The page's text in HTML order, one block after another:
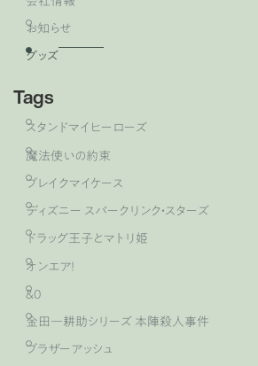
お知らせ
グッズ
Tags
スタンドマイヒーローズ
魔法使いの約束
ブレイクマイケース
ディズニー スパークリンク・スターズ
ドラッグ王子とマトリ姫
オンエア！
&0
金田一耕助シリーズ 本陣殺人事件
ブラザーアッシュ